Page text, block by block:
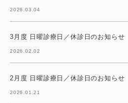
2026.03.04
3月度 日曜診療日／休診日のお知らせ
2026.02.02
2月度 日曜診療日／休診日のお知らせ
2026.01.21